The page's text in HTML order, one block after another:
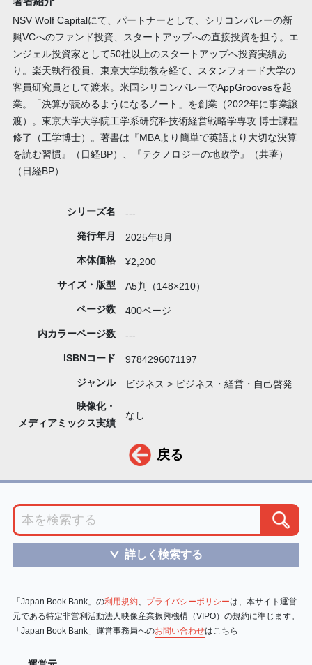
NSV Wolf Capitalにて、パートナーとして、シリコンバレーの新
興VCへのファンド投資、スタートアップへの直接投資を担う。エ
ンジェル投資家として50社以上のスタートアップへ投資実績あ
り。楽天執行役員、東京大学助教を経て、スタンフォード大学の
客員研究員として渡米。米国シリコンバレーでAppGroovesを起
業。「決算が読めるようになるノート」を創業（2022年に事業譲
渡）。東京大学大学院工学系研究科技術経営戦略学専攻 博士課程
修了（工学博士）。著書は『MBAより簡単で英語より大切な決算
を読む習慣』（日経BP）、『テクノロジーの地政学』（共著）
（日経BP）
シリーズ名 ---
発行年月 2025年8月
本体価格 ¥2,200
サイズ・版型 A5判（148×210）
ページ数 400ページ
内カラーページ数 ---
ISBNコード 9784296071197
ジャンル ビジネス > ビジネス・経営・自己啓発
映像化・
メディアミックス実績
なし
戻る
＞ 詳しく検索する
「Japan Book Bank」の利用規約、 プライバシーポリシーは、本サイト運営
元である特定非営利活動法人映像産業振興機構（VIPO）の規約に準じます。
「Japan Book Bank」運営事務局へのお問い合わせはこちら